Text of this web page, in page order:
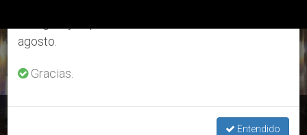
ÚLTIMAS NOTICIAS
agosto.
Gracias.
Entendido